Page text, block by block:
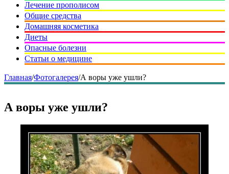
Лечение прополисом
Общие средства
Домашняя косметика
Диеты
Опасные болезни
Статьи о медицине
Главная/Фотогалерея/А воры уже ушли?
А воры уже ушли?